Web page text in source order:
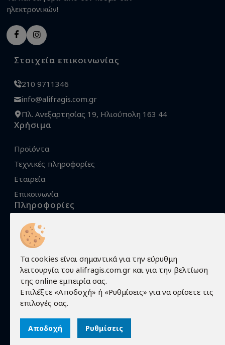
ηλεκτρονικών!
Στοιχεία επικοινωνίας
210 9711346
info@alifragis.com.gr
Πλ. Ανεξαρτησίας 19, Ηλιούπολη 163 44
Χρήσιμα
Προϊόντα
Τεχνικές πληροφορίες
Εταιρεία
Επικοινωνία
Πληροφορίες
Όροι χρήσης
Προστασία προσωπικών δεδομένων
Πολιτική Cookies
Τρόποι αποστολής
Τρόποι παραγγελίας
Τρόποι πληρωμής
Εγγύηση - Επιστροφές
Τα cookies είναι σημαντικά για την εύρυθμη
λειτουργία του alifragis.com.gr και για την βελτίωση
της online εμπειρία σας.
Επιλέξτε «Αποδοχή» ή «Ρυθμίσεις» για να ορίσετε τις
επιλογές σας.
Αποδοχή Ρυθμίσεις